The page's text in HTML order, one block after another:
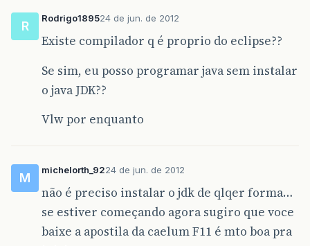
R
Rodrigo189524 de jun. de 2012
Existe compilador q é proprio do eclipse??
Se sim, eu posso programar java sem instalar
o java JDK??
Vlw por enquanto
M
michelorth_9224 de jun. de 2012
não é preciso instalar o jdk de qlqer forma…
se estiver começando agora sugiro que voce
baixe a apostila da caelum F11 é mto boa pra